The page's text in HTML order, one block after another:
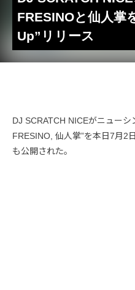
FRESINOと仙人掌
Up”リリース
DJ SCRATCH NICEがニュー
FRESINO, 仙人掌”を本日7月2
も公開された。